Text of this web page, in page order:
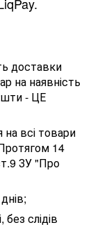
доставки
на наявність
- ЦЕ
на всі товари
14
ЗУ "Про
слідів